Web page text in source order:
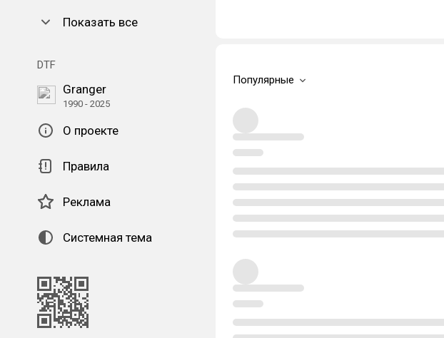
Показать все
DTF
Granger
1990 - 2025
О проекте
Правила
Реклама
Системная тема
Популярные